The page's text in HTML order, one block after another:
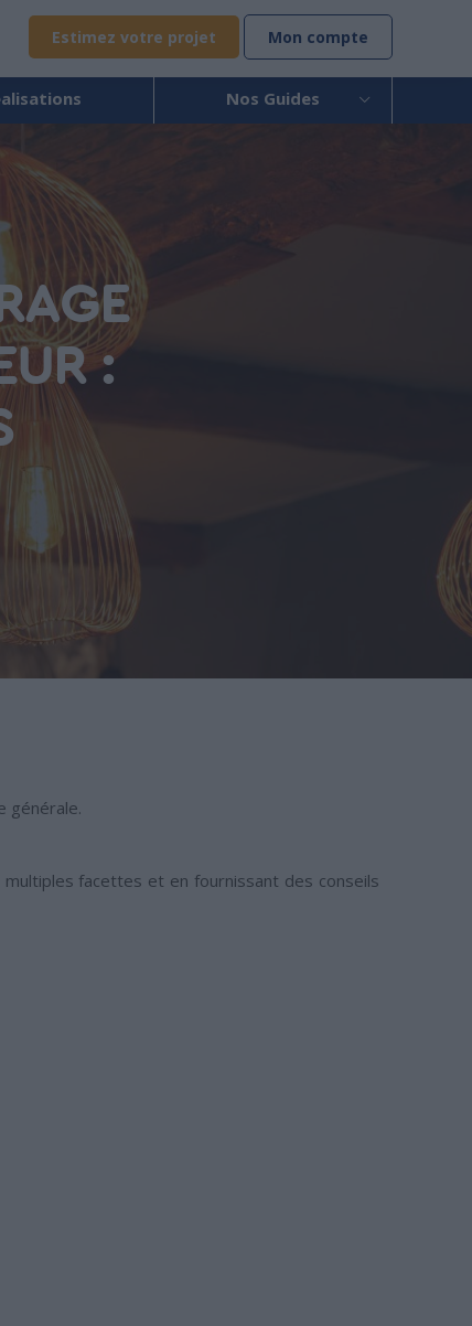
Estimez votre projet Mon compte
Nos Guides
:
générale.
multiples facettes et en fournissant des conseils